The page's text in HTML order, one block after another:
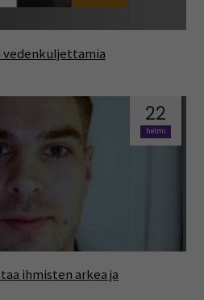
vedenkuljettamia
22
helmi
ihmisten arkea ja